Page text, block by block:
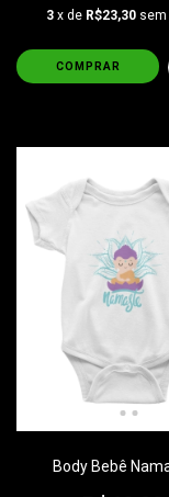
3 x de R$23,30 sem
COMPRAR
Body Bebê